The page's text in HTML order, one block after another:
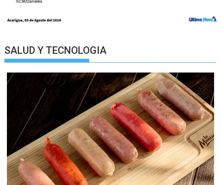
SALUD Y TECNOLOGIA